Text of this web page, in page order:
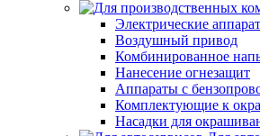
Электрические
Воздушный привод
Комбинированное
Нанесение огнезащит
Аппараты с
Комплектующие к
Насадки для